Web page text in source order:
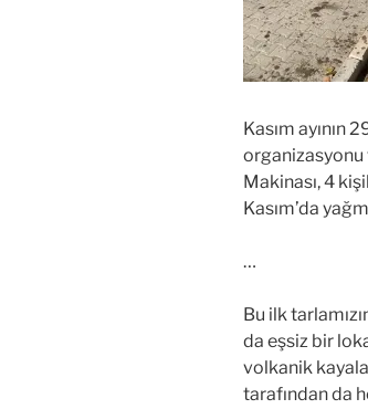
Kasım ayının
organizasyonu
Makinası, 4
Kasım’da
…
Bu ilk
da eşsiz bir
volkanik
tarafından da